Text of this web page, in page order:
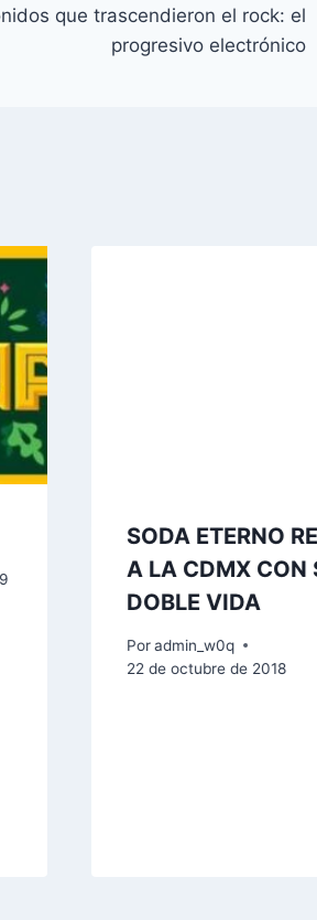
que trascendieron el rock: el
progresivo electrónico
SODA ETERNO
A LA CDMX CON
DOBLE VIDA
Por admin_w0q
22 de octubre de 2018